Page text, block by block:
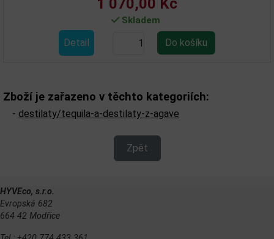
1 070,00 Kč
Zboží je zařazeno v těchto kategoriích:
- destilaty/tequila-a-destilaty-z-agave
Zpět
HYVEco, s.r.o.
Evropská 682
664 42 Modřice